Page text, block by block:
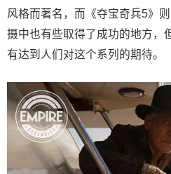
风格而著名，而《夺宝奇兵5》
摄中也有些取得了成功的地方，
有达到人们对这个系列的期待。